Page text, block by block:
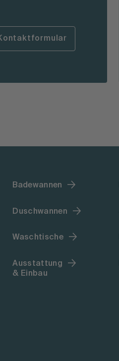
Badewannen
Duschwannen
Waschtische
Ausstattung
& Einbau